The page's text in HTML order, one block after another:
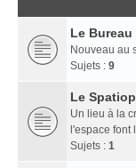
Le
Nouveau au
Sujets : 9
Le
Un lieu à la
l'espace font
Sujets : 1